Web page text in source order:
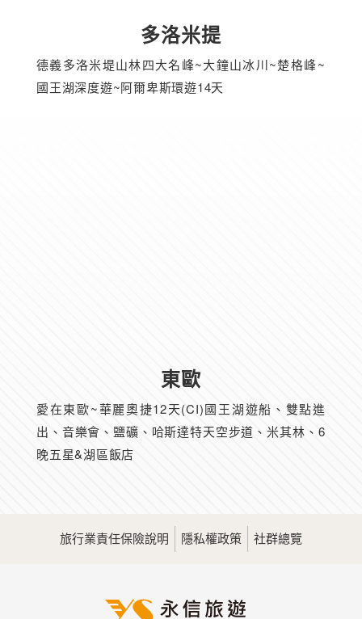
多洛米提
德義多洛米堤山林四大名峰~大鐘山冰川~楚格峰~
國王湖深度遊~阿爾卑斯環遊14天
東歐
愛在東歐~華麗奧捷12天(CI)國王湖遊船、雙點進
出、音樂會、鹽礦、哈斯達特天空步道、米其林、6
晚五星&湖區飯店
旅行業責任保險說明 隱私權政策 社群總覽